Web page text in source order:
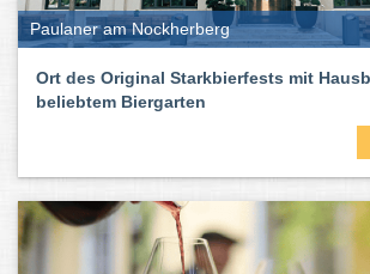
Paulaner am Nockherberg
Ort des Original Starkbierfests mit
beliebtem Biergarten